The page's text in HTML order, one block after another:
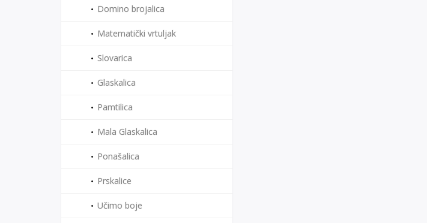
Domino brojalica
Matematički vrtuljak
Slovarica
Glaskalica
Pamtilica
Mala Glaskalica
Ponašalica
Prskalice
Učimo boje